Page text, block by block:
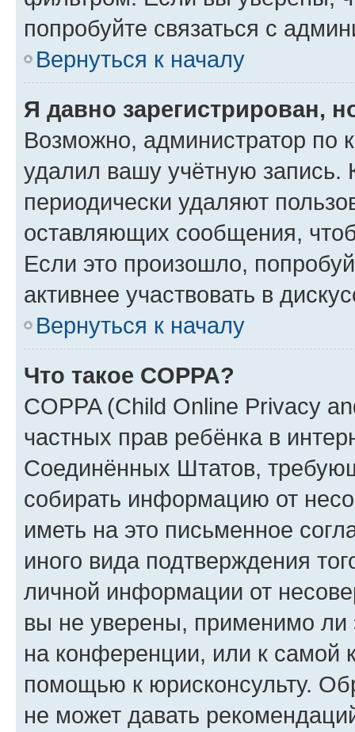
попробуйте связаться с
Вернуться к началу
Я давно зарегистрирован,
Возможно, администратор по
удалил вашу учётную запись.
периодически удаляют
оставляющих сообщения,
Если это произошло,
активнее участвовать в
Вернуться к началу
Что такое COPPA?
COPPA (Child Online Privacy
частных прав ребёнка в
Соединённых Штатов,
собирать информацию от
иметь на это письменное
иного вида подтверждения
личной информации от
вы не уверены, применимо ли
на конференции, или к самой
помощью к юрисконсульту.
не может давать